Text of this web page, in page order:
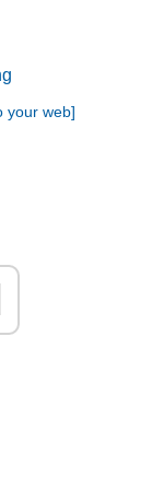
your web]